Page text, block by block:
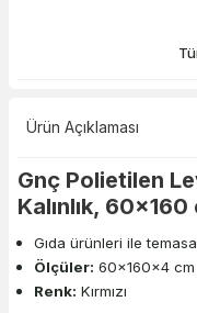
Ürün Açıklaması
Gnç Polietilen
Kalınlık, 60x160
Gıda ürünleri ile
Ölçüler: 60x160x4 cm
Renk: Kırmızı